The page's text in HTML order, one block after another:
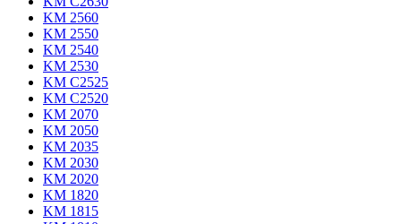
KM 2560
KM 2550
KM 2540
KM 2530
KM C2525
KM C2520
KM 2070
KM 2050
KM 2035
KM 2030
KM 2020
KM 1820
KM 1815